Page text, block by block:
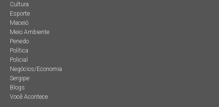
Cultura
Esporte
Maceió
Meio Ambiente
Penedo
Política
Policial
Negócios/Economia
Sergipe
Blogs
Você Acontece